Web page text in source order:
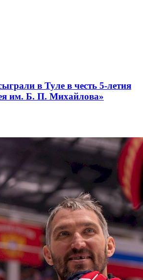
в Туле в честь 5-летия
им. Б. П. Михайлова»